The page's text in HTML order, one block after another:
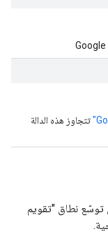
تتجاوز هذه الدالة
توسّع نطاق "تقويم